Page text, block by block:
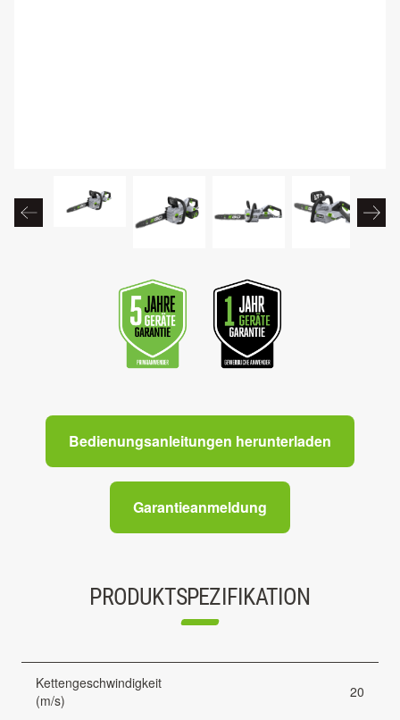
Bedienungsanleitungen herunterladen
Garantieanmeldung
PRODUKTSPEZIFIKATION
Kettengeschwindigkeit
(m/s)
20